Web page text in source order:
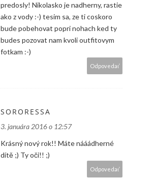
predosly! Nikolasko je nadherny, rastie
ako z vody :-) tesim sa, ze ti coskoro
bude pobehovat popri nohach ked ty
budes pozovat nam kvoli outfitovym
fotkam :-)
Odpovedať
SORORESSA
3. januára 2016 o 12:57
Krásný nový rok!! Máte nááádherné
dítě ;) Ty oči!! ;)
Odpovedať